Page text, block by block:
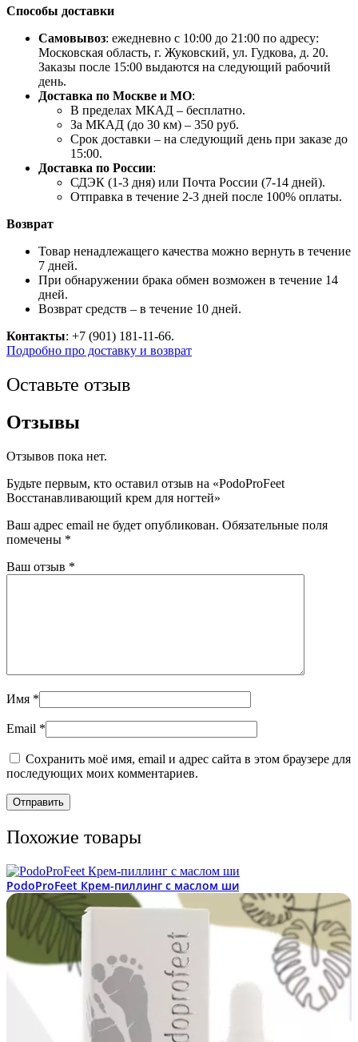
Способы доставки
Самовывоз: ежедневно с 10:00 до 21:00 по адресу:
Московская область, г. Жуковский, ул. Гудкова, д. 20.
Заказы после 15:00 выдаются на следующий рабочий
день.
Доставка по Москве и МО:
В пределах МКАД – бесплатно.
За МКАД (до 30 км) – 350 руб.
Срок доставки – на следующий день при заказе до
15:00.
Доставка по России:
СДЭК (1-3 дня) или Почта России (7-14 дней).
Отправка в течение 2-3 дней после 100% оплаты.
Возврат
Товар ненадлежащего качества можно вернуть в течение
7 дней.
При обнаружении брака обмен возможен в течение 14
дней.
Возврат средств – в течение 10 дней.
Контакты: +7 (901) 181-11-66.
Подробно про доставку и возврат
Оставьте отзыв
Отзывы
Отзывов пока нет.
Будьте первым, кто оставил отзыв на «PodoProFeet
Восстанавливающий крем для ногтей»
Ваш адрес email не будет опубликован. Обязательные поля
помечены *
Ваш отзыв *
Имя *
Email *
Сохранить моё имя, email и адрес сайта в этом браузере для
последующих моих комментариев.
Похожие товары
PodoProFeet Крем-пиллинг с маслом ши